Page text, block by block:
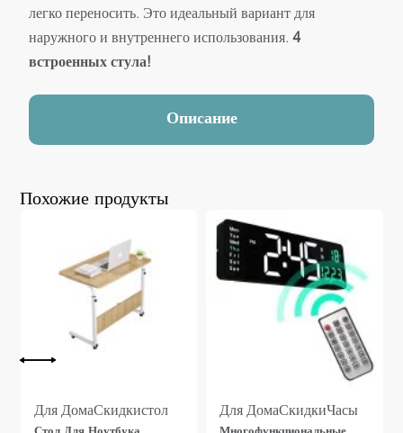
легко переносить. Это идеальный вариант для
наружного и внутреннего использования.4
встроенных стула!
Описание
Похожие продукты
Для ДомаСкидкистол Для ДомаСкидкиЧасы